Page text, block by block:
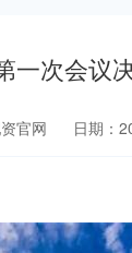
一次会议
官网 日期：